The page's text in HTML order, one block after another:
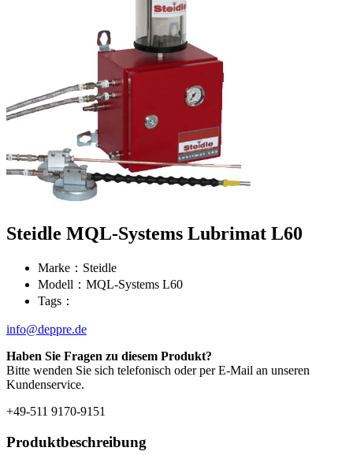
Steidle MQL-Systems Lubrimat L60
Marke：Steidle
Modell：MQL-Systems L60
Tags：
info@deppre.de
Haben Sie Fragen zu diesem Produkt?
Bitte wenden Sie sich telefonisch oder per E-Mail an unseren
Kundenservice.
+49-511 9170-9151
Produktbeschreibung